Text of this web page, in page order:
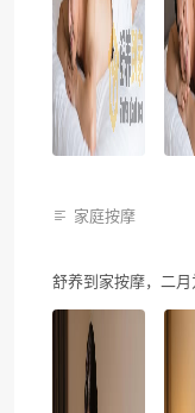
家庭按摩
舒养到家按摩，二